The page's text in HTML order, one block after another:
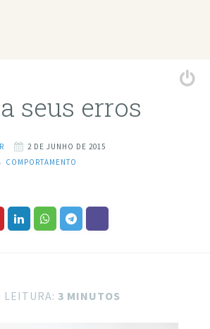
seus erros
2 DE JUNHO DE 2015
COMPORTAMENTO
LEITURA: 3 MINUTOS